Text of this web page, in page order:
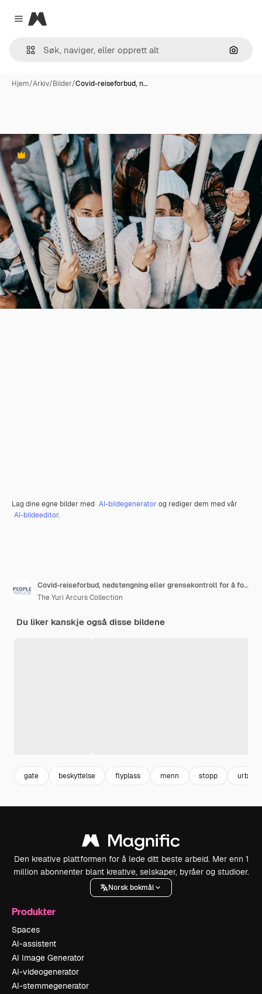
Close menu
Magnific
Søk
Hjem/Arkiv/Bilder/Covid-reiseforbud, n…
Premium
Lag dine egne bilder med AI-bildegenerator og rediger dem med vår
AI-bildeeditor.
Covid-reiseforbud, nedstengning eller grensekontroll for å forhindre spredning av pandemivirus, smittsom sykdom eller sykdom. Portrett av fanger i masker som møter rasisme og diskriminering bak låst port.
The Yuri Arcurs Collection
Du liker kanskje også disse bildene
gate beskyttelse flyplass menn stopp urban
Den kreative plattformen for å lede ditt beste arbeid. Mer enn 1
million abonnenter blant kreative, selskaper, byråer og studioer.
Norsk bokmål
Produkter
Spaces
AI-assistent
AI Image Generator
AI-videogenerator
AI-stemmegenerator